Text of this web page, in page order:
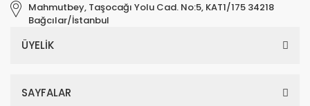
Mahmutbey, Taşocağı Yolu Cad. No:5, KAT1/175 34218
Bağcılar/İstanbul
ÜYELİK
SAYFALAR